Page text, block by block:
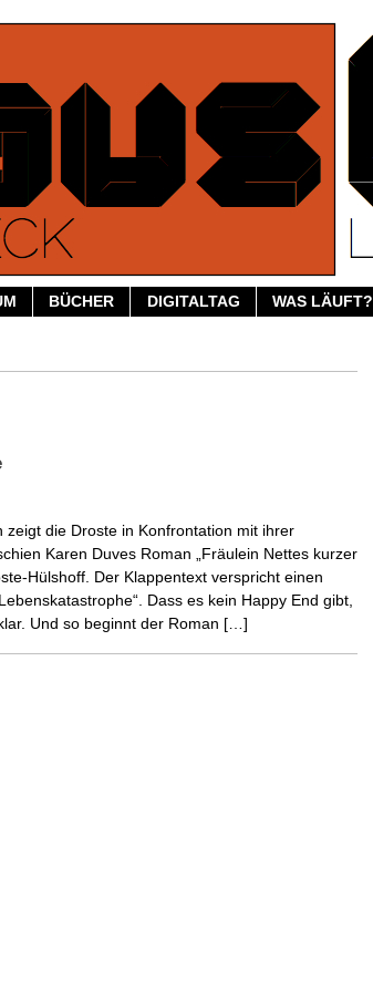
BÜCHER DIGITALTAG WAS LÄUFT?
zeigt die Droste in Konfrontation mit ihrer
Karen Duves Roman „Fräulein Nettes kurzer
Hülshoff. Der Klappentext verspricht einen
Dass es kein Happy End gibt,
Und so beginnt der Roman […]